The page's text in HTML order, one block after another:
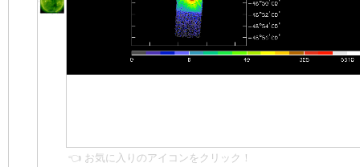
👈 お気に入りのアイコンをクリック！